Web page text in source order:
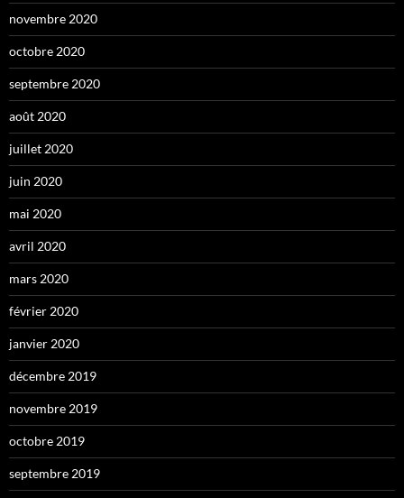
novembre 2020
octobre 2020
septembre 2020
août 2020
juillet 2020
juin 2020
mai 2020
avril 2020
mars 2020
février 2020
janvier 2020
décembre 2019
novembre 2019
octobre 2019
septembre 2019